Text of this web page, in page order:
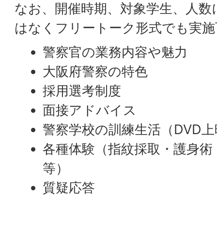
なお、開催時期、対象学生、人
はなくフリートーク形式でも実
警察官の業務内容や魅力
大阪府警察の特色
採用選考制度
面接アドバイス
警察学校の訓練生活（DVD
各種体験（指紋採取・護身
等）
質疑応答